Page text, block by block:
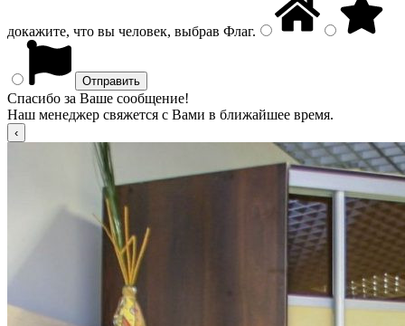
докажите, что вы человек, выбрав Флаг.
Спасибо за Ваше сообщение!
Наш менеджер свяжется с Вами в ближайшее время.